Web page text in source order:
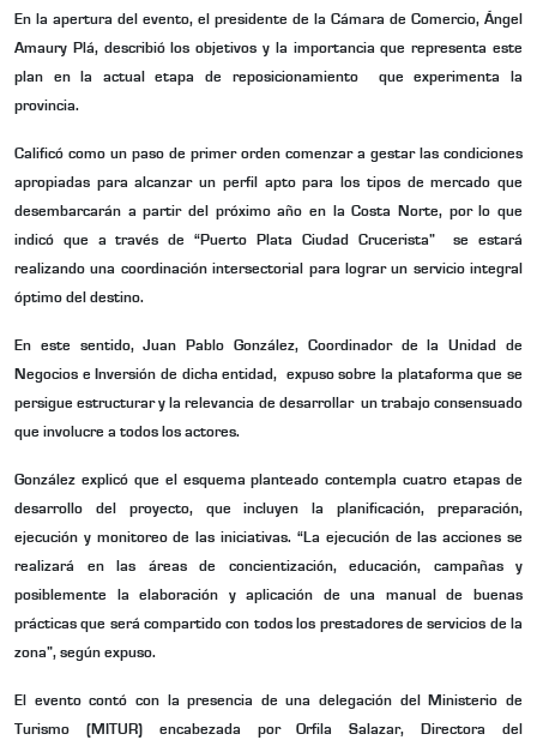
En la apertura del evento, el presidente de la Cámara de Comercio, Ángel
Amaury Plá, describió los objetivos y la importancia que representa este
plan en la actual etapa de reposicionamiento que experimenta la
provincia.
Calificó como un paso de primer orden comenzar a gestar las condiciones
apropiadas para alcanzar un perfil apto para los tipos de mercado que
desembarcarán a partir del próximo año en la Costa Norte, por lo que
indicó que a través de “Puerto Plata Ciudad Crucerista” se estará
realizando una coordinación intersectorial para lograr un servicio integral
óptimo del destino.
En este sentido, Juan Pablo González, Coordinador de la Unidad de
Negocios e Inversión de dicha entidad, expuso sobre la plataforma que se
persigue estructurar y la relevancia de desarrollar un trabajo consensuado
que involucre a todos los actores.
González explicó que el esquema planteado contempla cuatro etapas de
desarrollo del proyecto, que incluyen la planificación, preparación,
ejecución y monitoreo de las iniciativas. “La ejecución de las acciones se
realizará en las áreas de concientización, educación, campañas y
posiblemente la elaboración y aplicación de una manual de buenas
prácticas que será compartido con todos los prestadores de servicios de la
zona”, según expuso.
El evento contó con la presencia de una delegación del Ministerio de
Turismo (MITUR) encabezada por Orfila Salazar, Directora del